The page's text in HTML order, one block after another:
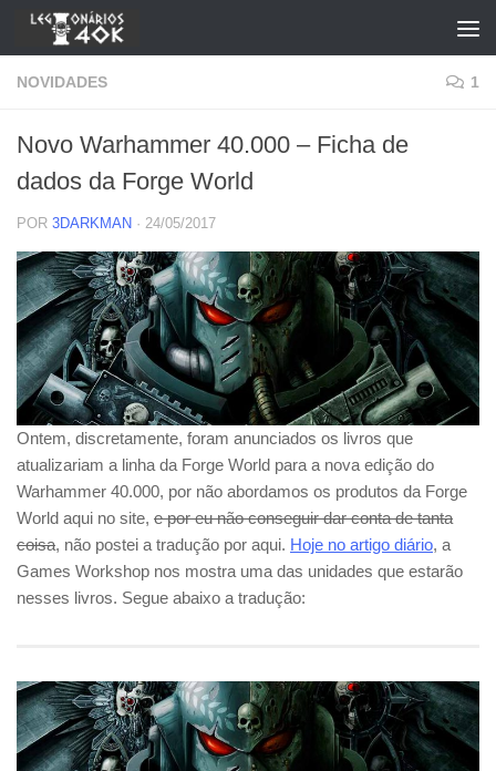
Skip to content
NOVIDADES 1
Novo Warhammer 40.000 – Ficha de
dados da Forge World
POR 3DARKMAN · 24/05/2017
Ontem, discretamente, foram anunciados os livros que
atualizariam a linha da Forge World para a nova edição do
Warhammer 40.000, por não abordamos os produtos da Forge
World aqui no site, e por eu não conseguir dar conta de tanta
coisa, não postei a tradução por aqui. Hoje no artigo diário, a
Games Workshop nos mostra uma das unidades que estarão
nesses livros. Segue abaixo a tradução: